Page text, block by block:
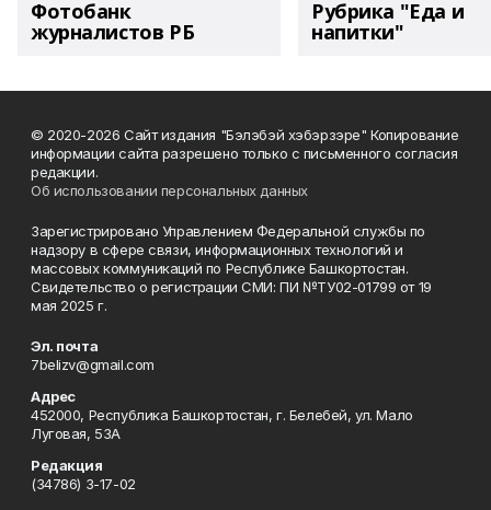
Фотобанк
журналистов РБ
Рубрика "Еда и
напитки"
© 2020-2026 Сайт издания "Бэлэбэй хэбэрзэре" Копирование
информации сайта разрешено только с письменного согласия
редакции.
Об использовании персональных данных
Зарегистрировано Управлением Федеральной службы по
надзору в сфере связи, информационных технологий и
массовых коммуникаций по Республике Башкортостан.
Свидетельство о регистрации СМИ: ПИ №ТУ02-01799 от 19
мая 2025 г.
Эл. почта
7belizv@gmail.com
Адрес
452000, Республика Башкортостан, г. Белебей, ул. Мало
Луговая, 53А
Редакция
(34786) 3-17-02